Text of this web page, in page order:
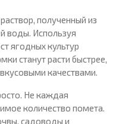
полученный из
воды. Используя
ягодных культур
станут расти быстрее,
качествами.
Не каждая
количество помета.
садоводы и